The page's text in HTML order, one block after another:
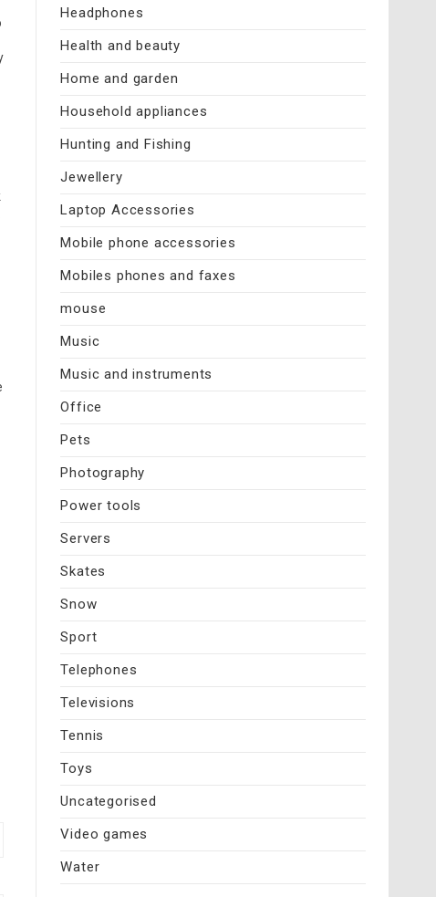
Headphones
Health and beauty
Home and garden
Household appliances
Hunting and Fishing
Jewellery
Laptop Accessories
Mobile phone accessories
Mobiles phones and faxes
mouse
Music
Music and instruments
Office
Pets
Photography
Power tools
Servers
Skates
Snow
Sport
Telephones
Televisions
Tennis
Toys
Uncategorised
Video games
Water